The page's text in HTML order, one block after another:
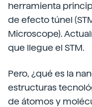
herramienta
de efecto túnel
Microscope).
que llegue el STM.
Pero, ¿qué es la
estructuras
de átomos y